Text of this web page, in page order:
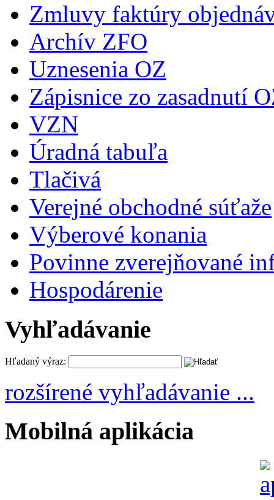
Zmluvy faktúry
Archív ZFO
Uznesenia OZ
Zápisnice zo zasadnutí
VZN
Úradná tabuľa
Tlačivá
Verejné obchodné súťaže
Výberové konania
Povinne zverejňované
Hospodárenie
Vyhľadávanie
Hľadaný výraz:
rozšírené vyhľadávanie ...
Mobilná aplikácia